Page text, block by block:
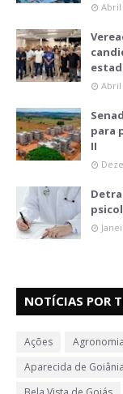
Abril
Abril
para
II
NOTÍCIAS POR
Ações Agronomia
Aparecida de Goiânia